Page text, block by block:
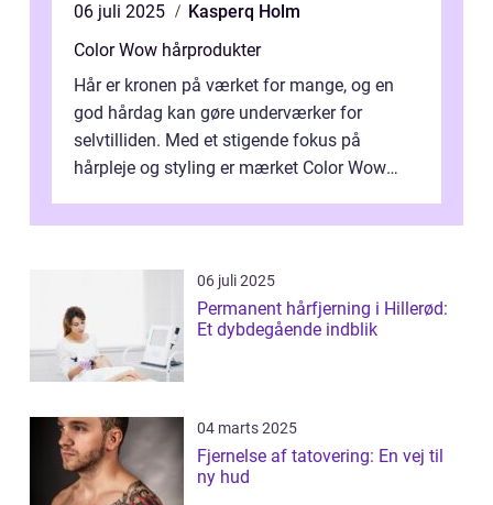
06 juli 2025
Kasperq Holm
Color Wow hårprodukter
Hår er kronen på værket for mange, og en
god hårdag kan gøre underværker for
selvtilliden. Med et stigende fokus på
hårpleje og styling er mærket Color Wow
innova...
06 juli 2025
Permanent hårfjerning i Hillerød:
Et dybdegående indblik
04 marts 2025
Fjernelse af tatovering: En vej til
ny hud